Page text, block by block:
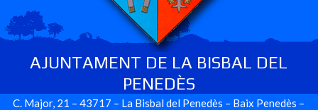
AJUNTAMENT DE LA BISBAL DEL
PENEDÈS
C. Major, 21 – 43717 – La Bisbal del Penedès – Baix Penedès –